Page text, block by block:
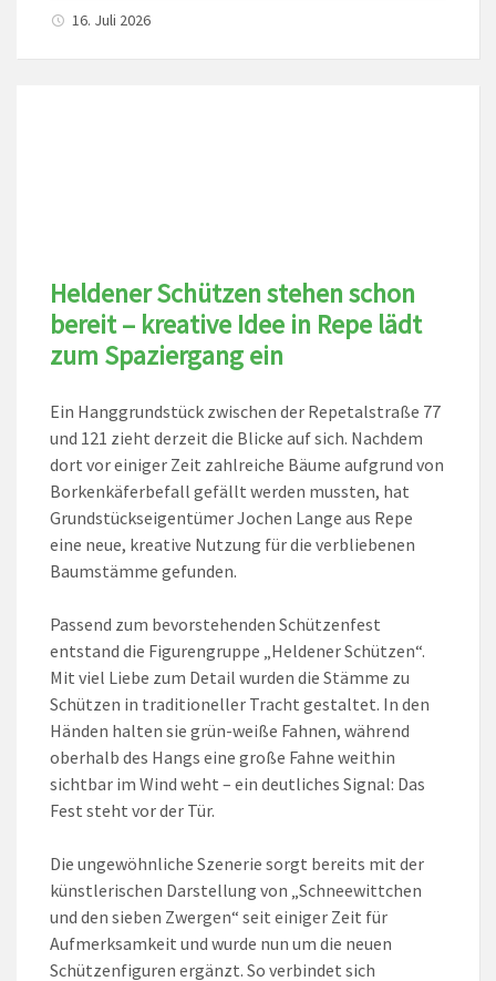
16. Juli 2026
Heldener Schützen stehen schon
bereit – kreative Idee in Repe lädt
zum Spaziergang ein
Ein Hanggrundstück zwischen der Repetalstraße 77
und 121 zieht derzeit die Blicke auf sich. Nachdem
dort vor einiger Zeit zahlreiche Bäume aufgrund von
Borkenkäferbefall gefällt werden mussten, hat
Grundstückseigentümer Jochen Lange aus Repe
eine neue, kreative Nutzung für die verbliebenen
Baumstämme gefunden.
Passend zum bevorstehenden Schützenfest
entstand die Figurengruppe „Heldener Schützen“.
Mit viel Liebe zum Detail wurden die Stämme zu
Schützen in traditioneller Tracht gestaltet. In den
Händen halten sie grün-weiße Fahnen, während
oberhalb des Hangs eine große Fahne weithin
sichtbar im Wind weht – ein deutliches Signal: Das
Fest steht vor der Tür.
Die ungewöhnliche Szenerie sorgt bereits mit der
künstlerischen Darstellung von „Schneewittchen
und den sieben Zwergen“ seit einiger Zeit für
Aufmerksamkeit und wurde nun um die neuen
Schützenfiguren ergänzt. So verbindet sich